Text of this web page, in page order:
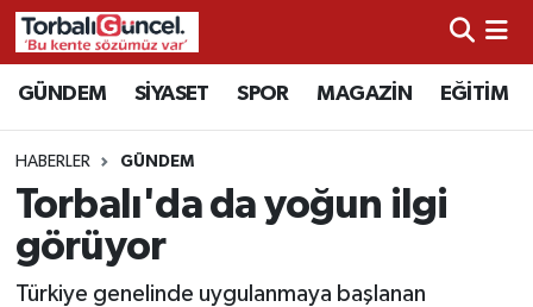
GÜNDEM SİYASET SPOR MAGAZİN EĞİTİM
HABERLER GÜNDEM
Torbalı'da da yoğun ilgi
görüyor
Türkiye genelinde uygulanmaya başlanan
İzmir Nöbetçi Eczaneler
İzmir Hava Durumu
İzmir Namaz Vakitleri
İzmir Trafik Yoğunluk Haritası